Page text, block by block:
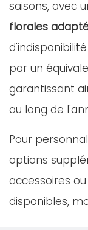
saisons, avec
florales
par un
garantissant
au long de
Pour
options
accessoires
disponibles,